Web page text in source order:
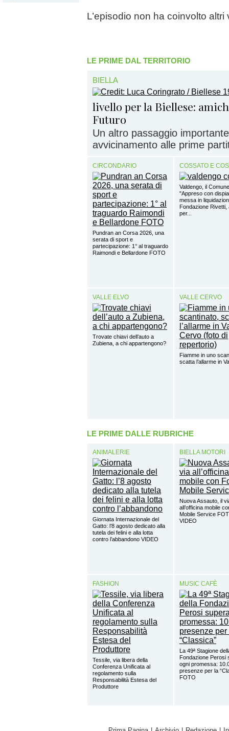
L’episodio non ha coinvolto altri
LE PRIME DAL TERRITORIO
BIELLA
livello per la Biellese:
Futuro
Un altro passaggio
avvicinamento alle prime
CIRCONDARIO
Pundran an Corsa 2026, una
serata di sport e
partecipazione: 1° al traguardo
Raimondi e Bellardone FOTO
COSSATO E
Valdengo, il
"Appreso con
messa in
Fondazione Rivetti,
per...
VALLE ELVO
Trovate chiavi dell’auto a
Zubiena, a chi appartengono?
VALLE CERVO
Fiamme in uno
scatta l’allarme in
LE PRIME DALLE RUBRICHE
ANIMALERIE
Giornata Internazionale del
Gatto: l’8 agosto dedicato alla
tutela dei felini e alla lotta
contro l’abbandono VIDEO
BIELLA MOTORI
Nuova Assauto, il
all’officina mobile
Mobile Service
VIDEO
FASHION
Tessile, via libera della
Conferenza Unificata al
regolamento sulla
Responsabilità Estesa del
Produttore
MUSIC CAFÈ
La 49ª Stagione
Fondazione Perosi
ogni promessa:
presenze per la
FOTO